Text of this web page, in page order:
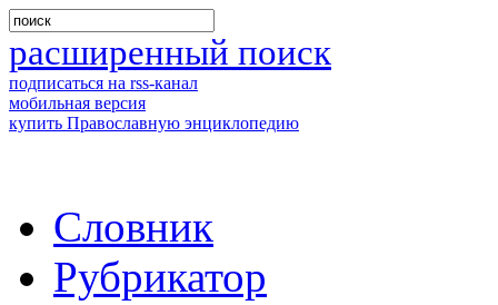
расширенный поиск
подписаться на rss-канал
мобильная версия
купить Православную энциклопедию
Словник
Рубрикатор